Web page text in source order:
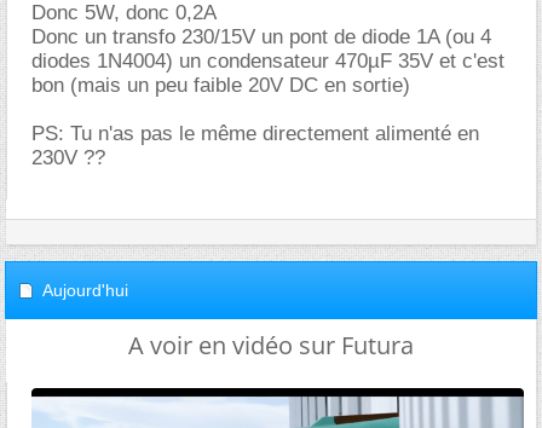
Donc 5W, donc 0,2A
Donc un transfo 230/15V un pont de diode 1A (ou 4
diodes 1N4004) un condensateur 470µF 35V et c'est
bon (mais un peu faible 20V DC en sortie)
PS: Tu n'as pas le même directement alimenté en
230V ??
Aujourd'hui
A voir en vidéo sur Futura